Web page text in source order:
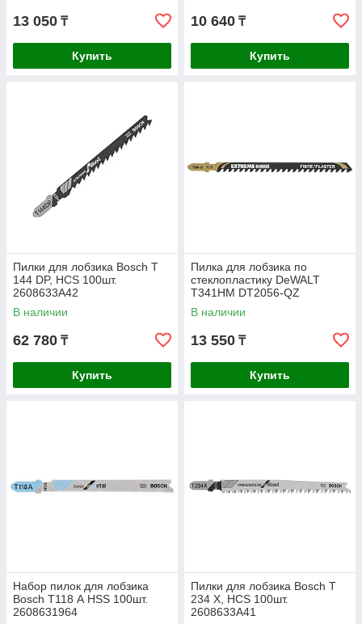
13 050 ₸
Купить
10 640 ₸
Купить
Пилки для лобзика Bosch T
144 DP, HCS 100шт.
2608633A42
В наличии
62 780 ₸
Купить
Пилка для лобзика по
стеклопластику DeWALT
T341HM DT2056-QZ
В наличии
13 550 ₸
Купить
Набор пилок для лобзика
Bosch T118 А HSS 100шт.
2608631964
Пилки для лобзика Bosch T
234 X, HCS 100шт.
2608633A41